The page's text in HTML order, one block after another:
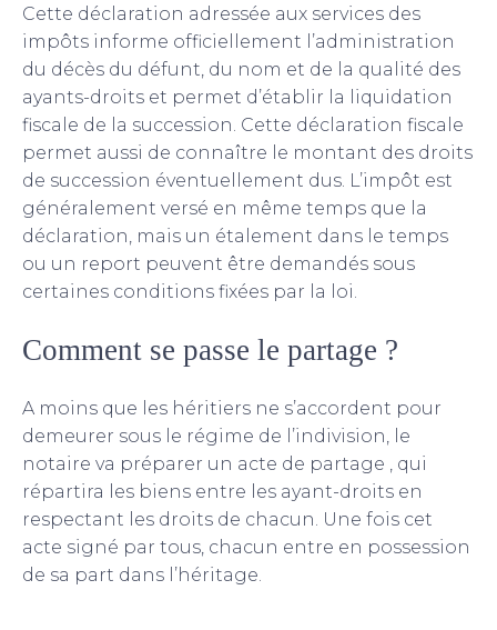
Cette déclaration adressée aux services des
impôts informe officiellement l’administration
du décès du défunt, du nom et de la qualité des
ayants-droits et permet d’établir la
liquidation
fiscale de la succession. Cette déclaration fiscale
permet aussi de connaître le montant des droits
de succession éventuellement dus. L’impôt est
généralement versé en même temps que la
déclaration, mais un étalement dans le temps
ou un report peuvent être demandés sous
certaines conditions fixées par la loi.
Comment se passe le partage ?
A moins que les héritiers ne s’accordent pour
demeurer sous le régime de l’indivision, le
notaire va préparer un acte de partage , qui
répartira les biens entre les ayant-droits en
respectant les droits de chacun. Une fois cet
acte signé par tous, chacun entre en possession
de sa part dans l’héritage.